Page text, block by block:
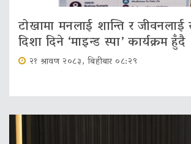
टोखामा मनलाई शान्ति र
दिशा दिने ‘माइन्ड स्पा’ कार्यक्रम हुँदै
२१ श्रावण २०८३, बिहीबार ०८:२९